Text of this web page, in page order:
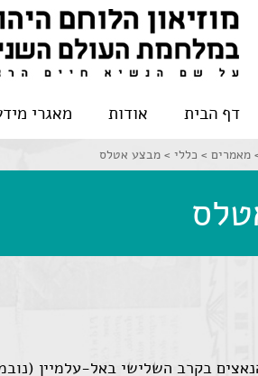
דף הבית אודות מאגרי
מאמרים > כללי > מבצע אטלס